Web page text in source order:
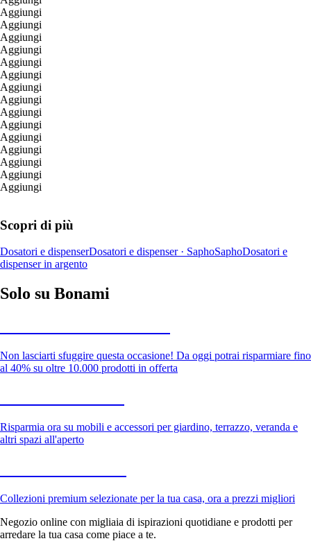
Aggiungi
Aggiungi
Aggiungi
Aggiungi
Aggiungi
Aggiungi
Aggiungi
Aggiungi
Aggiungi
Aggiungi
Aggiungi
Aggiungi
Aggiungi
Aggiungi
Aggiungi
Scopri di più
Dosatori e dispenserDosatori e dispenser · SaphoSaphoDosatori e
dispenser in argento
Solo su Bonami
Non lasciarti sfuggire questa occasione! Da oggi potrai risparmiare fino
al 40% su oltre 10.000 prodotti in offerta
Risparmia ora su mobili e accessori per giardino, terrazzo, veranda e
altri spazi all'aperto
Collezioni premium selezionate per la tua casa, ora a prezzi migliori
Negozio online con migliaia di ispirazioni quotidiane e prodotti per
arredare la tua casa come piace a te.